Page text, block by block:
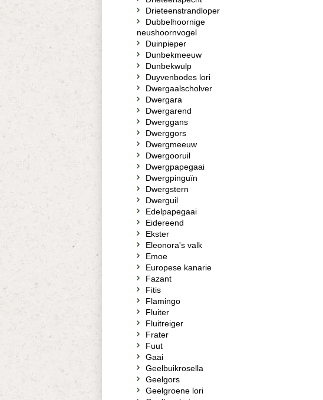
Drieteenstrandloper
Dubbelhoornige
neushoornvogel
Duinpieper
Dunbekmeeuw
Dunbekwulp
Duyvenbodes lori
Dwergaalscholver
Dwergara
Dwergarend
Dwerggans
Dwerggors
Dwergmeeuw
Dwergooruil
Dwergpapegaai
Dwergpinguïn
Dwergstern
Dwerguil
Edelpapegaai
Eidereend
Ekster
Eleonora's valk
Emoe
Europese kanarie
Fazant
Fitis
Flamingo
Fluiter
Fluitreiger
Frater
Fuut
Gaai
Geelbuikrosella
Geelgors
Geelgroene lori